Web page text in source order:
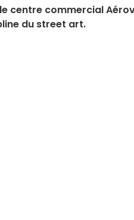
centre commercial
du street art.